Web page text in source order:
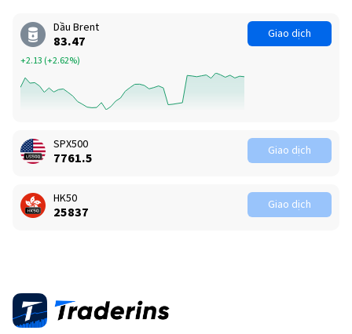
Dầu Brent
83.47
+2.13 (+2.61%)
Giao dịch
SPX500
7761.5 Giao dịch
HK50
25837 Giao dịch